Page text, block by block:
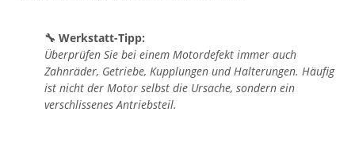
🔧 Werkstatt-Tipp:
Überprüfen Sie bei einem Motordefekt immer auch
Zahnräder, Getriebe, Kupplungen und Halterungen. Häufig
ist nicht der Motor selbst die Ursache, sondern ein
verschlissenes Antriebsteil.